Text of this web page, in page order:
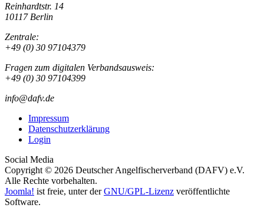
Reinhardtstr. 14
10117 Berlin
Zentrale:
+49 (0) 30 97104379
Fragen zum digitalen Verbandsausweis:
+49 (0) 30 97104399
info@dafv.de
Impressum
Datenschutzerklärung
Login
Social Media
Copyright © 2026 Deutscher Angelfischerverband (DAFV) e.V.
Alle Rechte vorbehalten.
Joomla! ist freie, unter derGNU/GPL-Lizenz veröffentlichte
Software.